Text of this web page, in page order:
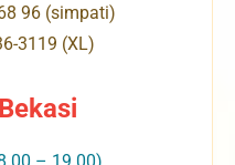
96 (simpati)
3119 (XL)